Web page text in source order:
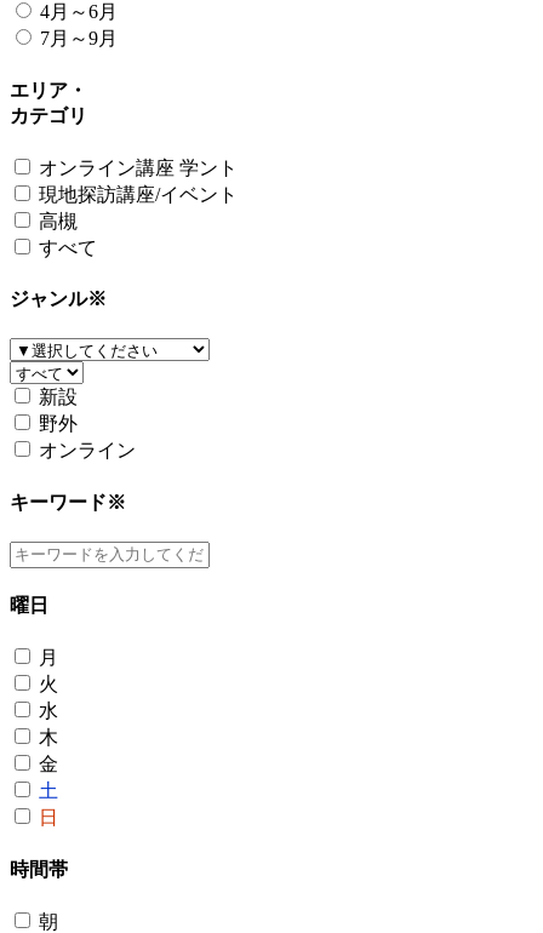
4月～6月
7月～9月
エリア・
カテゴリ
オンライン講座 学ント
現地探訪講座/イベント
高槻
すべて
ジャンル※
新設
野外
オンライン
キーワード※
曜日
月
火
水
木
金
土
日
時間帯
朝